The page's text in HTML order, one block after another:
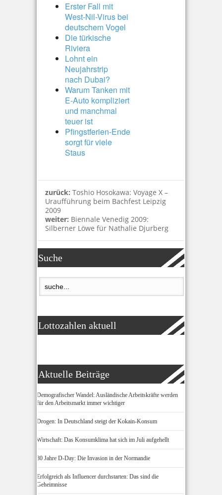
Erster Fall mit
West-Nil-Virus bei
deutschem Vogel
Die türkische
Riviera
Lohnt ein
Neujahrstrip
nach Dubai?
Warum Tanken mit
E-Auto kompliziert
und manchmal
teuer ist
Pfingstferien-Ende
sorgt für viele
Staus
zurück: Toshio Hosokawa: Voyage X –
Uraufführung beim Bachfest Leipzig
2009
weiter: Biennale Venedig 2009:
Silberner Löwe für Nathalie Djurberg
Suche
Lottozahlen aktuell
Aktuelle Beiträge
Demografischer Wandel: Ausländische Arbeitskräfte werden
für den Arbeitsmarkt immer wichtiger
Drogen: In Deutschland steigt der Kokain-Konsum
Wirtschaft: Das Konsumklima hat sich im Juli aufgehellt
80 Jahre D-Day: Die Invasion in der Normandie
Erfolgreich als Influencer durchstarten: Das sind die
Geheimnisse